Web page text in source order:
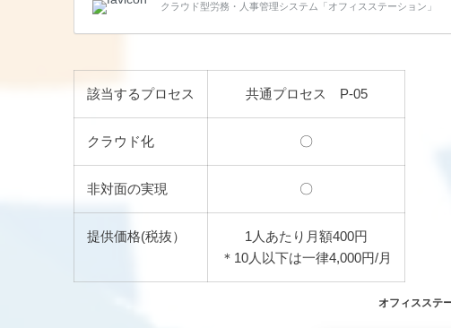
クラウド型労務・人事管理システム「オフィスステーション」
該当するプロセス 共通プロセス P-05
クラウド化 〇
非対面の実現 〇
提供価格(税抜）
1人あたり月額400円
＊10人以下は一律4,000円/月
オフィスステ